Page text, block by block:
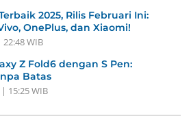
2025, Rilis Februari Ini:
OnePlus, dan Xiaomi!
WIB
Z Fold6 dengan S Pen:
Batas
15:25 WIB